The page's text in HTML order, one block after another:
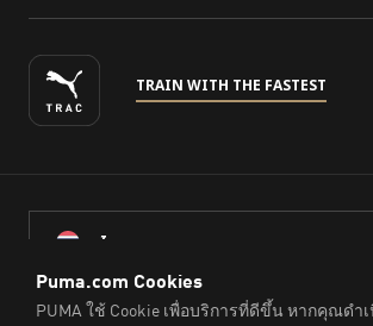
TRAIN WITH THE FASTEST
ไทย